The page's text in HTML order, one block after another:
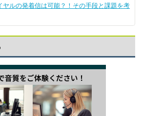
ヤルの発着信は可能？！その手段と課題を考